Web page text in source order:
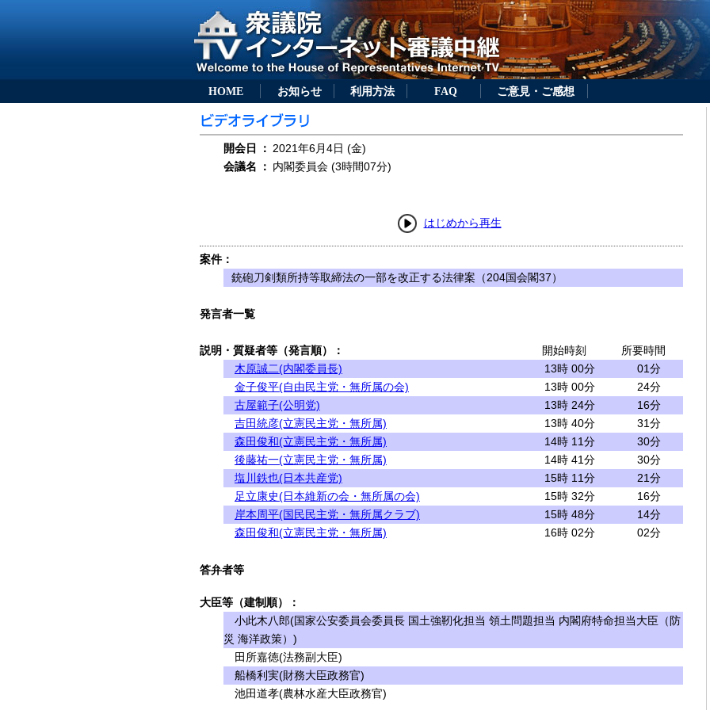
HOME お知らせ 利用方法 FAQ ご意見・ご感想
開会日 ： 2021年6月4日 (金)
会議名
： 内閣委員会 (3時間07分)
はじめから再生
案件：
銃砲刀剣類所持等取締法の一部を改正する法律案（204国会閣37）
発言者一覧
説明・質疑者等（発言順）： 開始時刻
所要時間
木原誠二(内閣委員長)
13時 00分
01分
金子俊平(自由民主党・無所属の会)
13時 00分
24分
古屋範子(公明党)
13時 24分
16分
吉田統彦(立憲民主党・無所属)
13時 40分
31分
森田俊和(立憲民主党・無所属)
14時 11分
30分
後藤祐一(立憲民主党・無所属)
14時 41分
30分
塩川鉄也(日本共産党)
15時 11分
21分
足立康史(日本維新の会・無所属の会)
15時 32分
16分
岸本周平(国民民主党・無所属クラブ)
15時 48分
14分
森田俊和(立憲民主党・無所属)
16時 02分 02分
答弁者等
大臣等（建制順）：
小此木八郎(国家公安委員会委員長 国土強靭化担当 領土問題担当 内閣府特命担当大臣（防
災 海洋政策）)
田所嘉徳(法務副大臣)
船橋利実(財務大臣政務官)
池田道孝(農林水産大臣政務官)